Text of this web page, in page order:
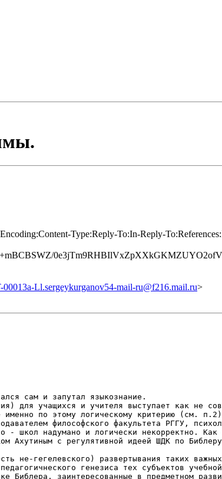
Type:Reply-To:In-Reply-
Ll.sergeykurganov54-mail-ru@f216.mail.ru>